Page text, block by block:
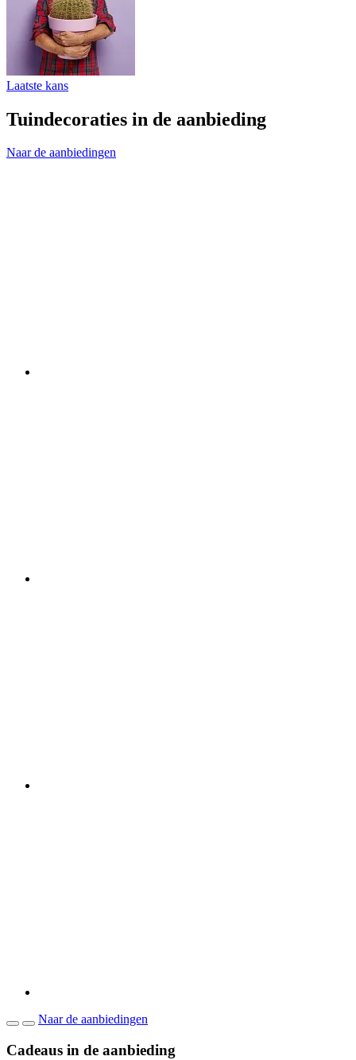
Laatste kans
Tuindecoraties in de aanbieding
Naar de aanbiedingen
Naar de aanbiedingen
Cadeaus in de aanbieding